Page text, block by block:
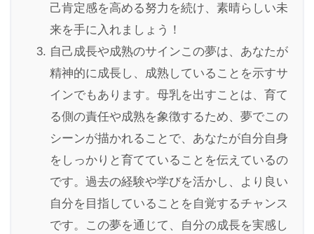
己肯定感を高める努力を続け、素晴らしい未
来を手に入れましょう！
自己成長や成熟のサインこの夢は、あなたが
精神的に成長し、成熟していることを示すサ
インでもあります。母乳を出すことは、育て
る側の責任や成熟を象徴するため、夢でこの
シーンが描かれることで、あなたが自分自身
をしっかりと育てていることを伝えているの
です。過去の経験や学びを活かし、より良い
自分を目指していることを自覚するチャンス
です。この夢を通じて、自分の成長を実感し